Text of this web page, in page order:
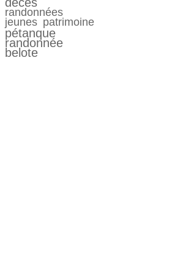
randonnées
jeunes patrimoine
pétanque
randonnée
belote